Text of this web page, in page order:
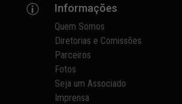
p Informações
Quem Somos
Diretorias e Comissões
Parceiros
Fotos
Seja um Associado
Imprensa